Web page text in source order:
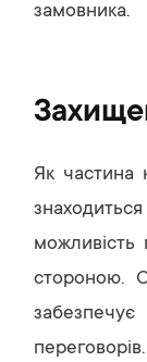
замовника.
Як частина
можливість
стороною.